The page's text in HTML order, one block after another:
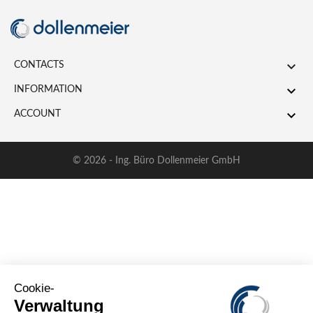
CONTACTS 
INFORMATION 
ACCOUNT 
© 2026 - Ing. Büro Dollenmeier GmbH